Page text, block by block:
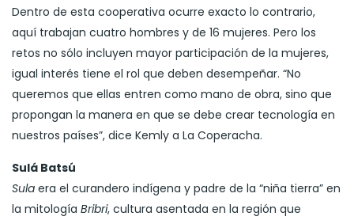
Dentro de esta cooperativa ocurre exacto lo contrario,
aquí trabajan cuatro hombres y de 16 mujeres. Pero los
retos no sólo incluyen mayor participación de la mujeres,
igual interés tiene el rol que deben desempeñar. “No
queremos que ellas entren como mano de obra, sino que
propongan la manera en que se debe crear tecnología en
nuestros países”, dice Kemly a La Coperacha.
Sulá Batsú
Sula era el curandero indígena y padre de la “niña tierra” en
la mitología Bribri, cultura asentada en la región que